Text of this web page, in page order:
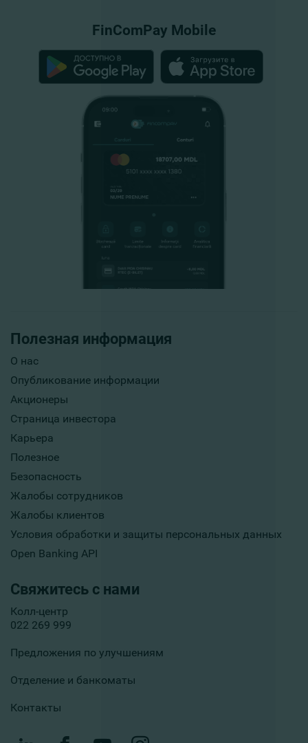
Полезная информация
О нас
Опубликование информации
Акционеры
Страница инвестора
Карьера
Полезное
Безопасность
Жалобы сотрудников
Жалобы клиентов
Условия обработки и защиты персональных данных
Open Banking API
Свяжитесь с нами
Колл-центр
022 269 999
Предложения по улучшениям
Отделение и банкоматы
Контакты
FinComPay Mobile